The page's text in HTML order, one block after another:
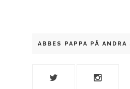
ABBES PAPPA PÅ ANDRA